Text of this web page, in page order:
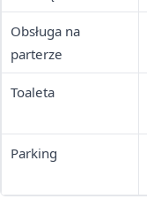
Obsługa na
parterze
Toaleta
Parking